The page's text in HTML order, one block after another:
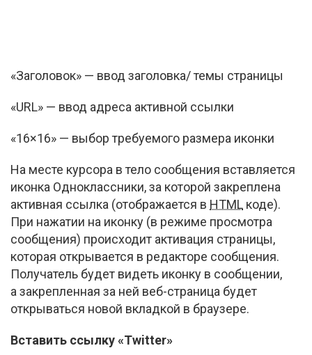
«Заголовок» — ввод заголовка/ темы страницы
«URL» — ввод адреса активной ссылки
«16×16» — выбор требуемого размера иконки
На месте курсора в тело сообщения вставляется
иконка Одноклассники, за которой закреплена
активная ссылка (отображается в HTML коде).
При нажатии на иконку (в режиме просмотра
сообщения) происходит активация страницы,
которая открывается в редакторе сообщения.
Получатель будет видеть иконку в сообщении,
а закрепленная за ней веб-страница будет
открываться новой вкладкой в браузере.
Вставить ссылку «Twitter»